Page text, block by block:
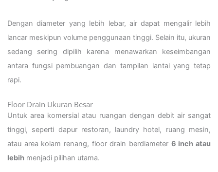
Dengan diameter yang lebih lebar, air dapat mengalir lebih
lancar meskipun volume penggunaan tinggi. Selain itu, ukuran
sedang sering dipilih karena menawarkan keseimbangan
antara fungsi pembuangan dan tampilan lantai yang tetap
rapi.
Floor Drain Ukuran Besar
Untuk area komersial atau ruangan dengan debit air sangat
tinggi, seperti dapur restoran, laundry hotel, ruang mesin,
atau area kolam renang, floor drain berdiameter 6 inch atau
lebih menjadi pilihan utama.